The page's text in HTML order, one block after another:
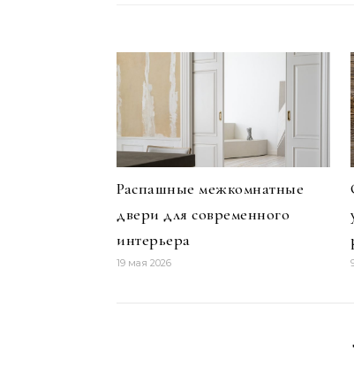
Распашные межкомнатные
двери для современного
интерьера
19 мая 2026